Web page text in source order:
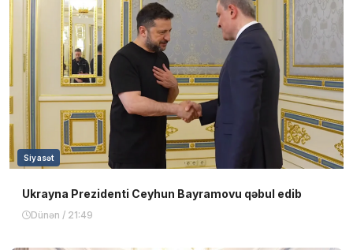
Siyasət
Ukrayna Prezidenti Ceyhun Bayramovu qəbul edib
Dünən / 21:49